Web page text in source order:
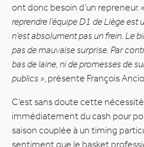
ont donc besoin d’un repreneur.
reprendre l’équipe D1 de Liège
n’est absolument pas un frein. Le
pas de mauvaise surprise. Par
bas de laine, ni de promesses de
publics » , présente François
C’est sans doute cette
immédiatement du cash pour
saison couplée à un timing
sentiment que le basket